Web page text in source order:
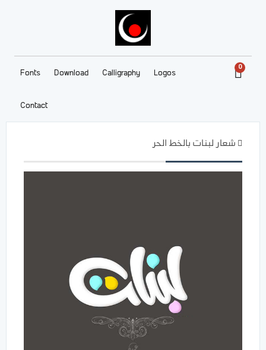
Fonts Download Calligraphy Logos
Contact
0
شعار لبنات بالخط الحر